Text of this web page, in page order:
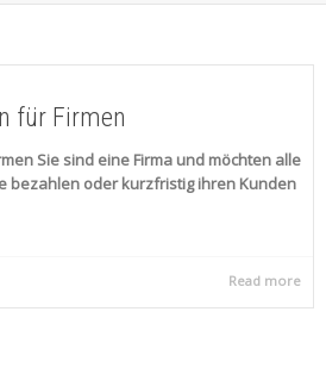
für Firmen
Sie sind eine Firma und möchten alle
bezahlen oder kurzfristig ihren Kunden
Read more